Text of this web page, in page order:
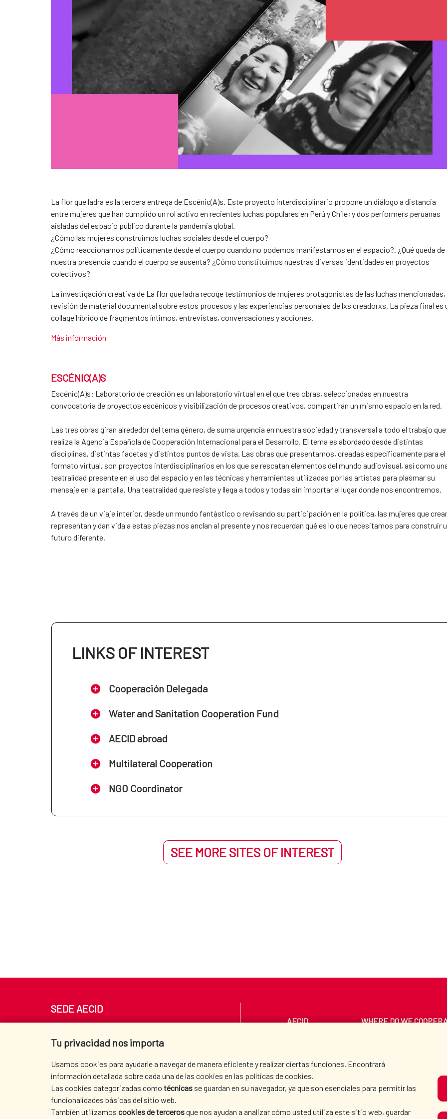
La flor que ladra es la tercera entrega de Escénic(A)s. Este proyecto interdisciplinario propone un diálogo a distancia
entre mujeres que han cumplido un rol activo en recientes luchas populares en Perú y Chile; y dos performers peruanas
aisladas del espacio público durante la pandemia global.
¿Cómo las mujeres construimos luchas sociales desde el cuerpo?
¿Cómo reaccionamos políticamente desde el cuerpo cuando no podemos manifestarnos en el espacio?. ¿Qué queda de
nuestra presencia cuando el cuerpo se ausenta? ¿Cómo constituimos nuestras diversas identidades en proyectos
colectivos?
La investigación creativa de La flor que ladra recoge testimonios de mujeres protagonistas de las luchas mencionadas,
revisión de material documental sobre estos procesos y las experiencias personales de lxs creadorxs. La pieza final es
collage híbrido de fragmentos íntimos, entrevistas, conversaciones y acciones.
Más información
ESCÉNIC(A)S
Escénic(A)s: Laboratorio de creación es un laboratorio virtual en el que tres obras, seleccionadas en nuestra
convocatoria de proyectos escénicos y visibilización de procesos creativos, compartirán un mismo espacio en la red.
Las tres obras giran alrededor del tema género, de suma urgencia en nuestra sociedad y transversal a todo el trabajo que
realiza la Agencia Española de Cooperación Internacional para el Desarrollo. El tema es abordado desde distintas
disciplinas, distintas facetas y distintos puntos de vista. Las obras que presentamos, creadas específicamente para el
formato virtual, son proyectos interdisciplinarios en los que se rescatan elementos del mundo audiovisual, así como
teatralidad presente en el uso del espacio y en las técnicas y herramientas utilizadas por las artistas para plasmar su
mensaje en la pantalla. Una teatralidad que resiste y llega a todos y todas sin importar el lugar donde nos encontremos.
A través de un viaje interior, desde un mundo fantástico o revisando su participación en la política, las mujeres que
representan y dan vida a estas piezas nos anclan al presente y nos recuerdan qué es lo que necesitamos para construir
futuro diferente.
LINKS OF INTEREST
Cooperación Delegada
Water and Sanitation Cooperation Fund
AECID abroad
Multilateral Cooperation
NGO Coordinator
SEE MORE SITES OF INTEREST
Tu privacidad nos importa
Usamos cookies para ayudarle a navegar de manera eficiente y realizar ciertas funciones. Encontrará
información detallada sobre cada una de las cookies en las políticas de cookies.
Las cookies categorizadas como técnicas se guardan en su navegador, ya que son esenciales para permitir las
funcionalidades básicas del sitio web.
También utilizamos cookies de tercerosque nos ayudan a analizar cómo usted utiliza este sitio web, guardar
SEDE AECID
Tel. +34 900 20 30 54​​​​​​​
AECID WHERE DO WE
PRESS ROOM CULTURE AND